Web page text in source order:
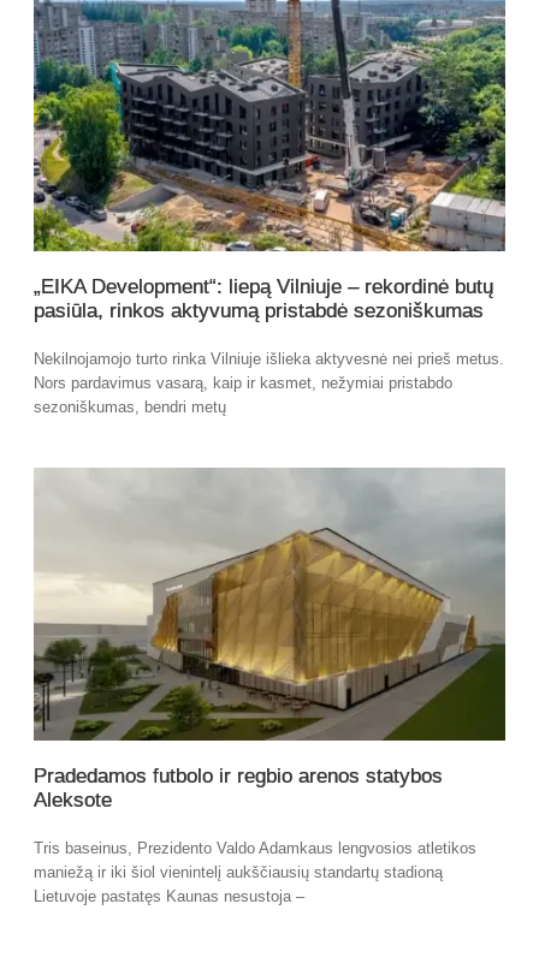
„EIKA Development“: liepą Vilniuje – rekordinė butų
pasiūla, rinkos aktyvumą pristabdė sezoniškumas
Nekilnojamojo turto rinka Vilniuje išlieka aktyvesnė nei prieš metus.
Nors pardavimus vasarą, kaip ir kasmet, nežymiai pristabdo
sezoniškumas, bendri metų
Pradedamos futbolo ir regbio arenos statybos
Aleksote
Tris baseinus, Prezidento Valdo Adamkaus lengvosios atletikos
maniežą ir iki šiol vienintelį aukščiausių standartų stadioną
Lietuvoje pastatęs Kaunas nesustoja –